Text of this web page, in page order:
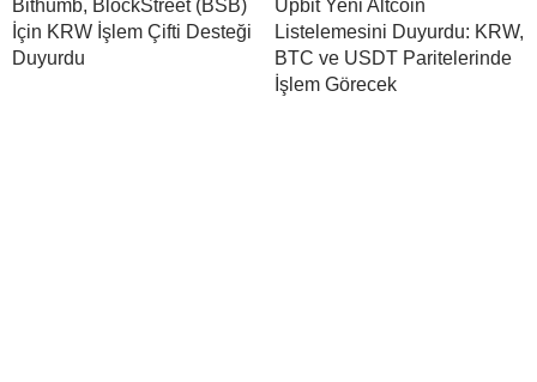
Bithumb, BlockStreet (BSB)
İçin KRW İşlem Çifti Desteği
Duyurdu
Upbit Yeni Altcoin
Listelemesini Duyurdu: KRW,
BTC ve USDT Paritelerinde
İşlem Görecek